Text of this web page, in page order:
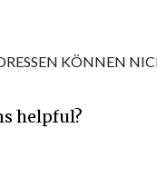
KÖNNEN
helpful?